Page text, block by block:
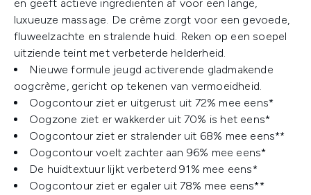
en geeft actieve ingrediënten af voor een lange,
luxueuze massage. De crème zorgt voor een gevoede,
fluweelzachte en stralende huid. Reken op een soepel
uitziende teint met verbeterde helderheid.
Nieuwe formule jeugd activerende gladmakende
oogcrème, gericht op tekenen van vermoeidheid.
Oogcontour ziet er uitgerust uit 72% mee eens*
Oogzone ziet er wakkerder uit 70% is het eens*
Oogcontour ziet er stralender uit 68% mee eens**
Oogcontour voelt zachter aan 96% mee eens*
De huidtextuur lijkt verbeterd 91% mee eens*
Oogcontour ziet er egaler uit 78% mee eens**